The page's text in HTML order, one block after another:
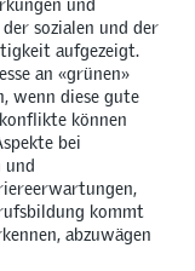
sozialen und der
aufgezeigt.
an «grünen»
wenn diese gute
können
bei
und
kommt
abzuwägen